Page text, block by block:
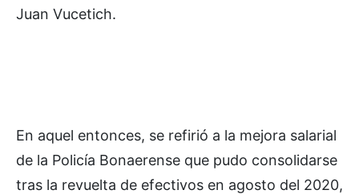
Juan Vucetich.
En aquel entonces, se refirió a la mejora salarial
de la Policía Bonaerense que pudo consolidarse
tras la revuelta de efectivos en agosto del 2020,